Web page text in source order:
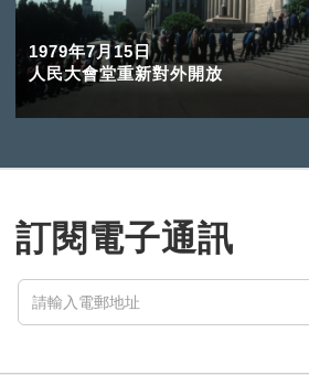
1979年7月15日
人民大會堂重新對外開放
訂閱電子通訊